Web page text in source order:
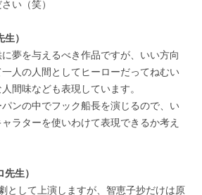
い（笑）
）
夢を与えるべき作品ですが、いい方向
人の人間としてヒーローだってねむい
間味なども表現しています。
ンの中でフック船長を演じるので、い
ラターを使いわけて表現できるか考え
生）
として上演しますが、智恵子抄だけは原